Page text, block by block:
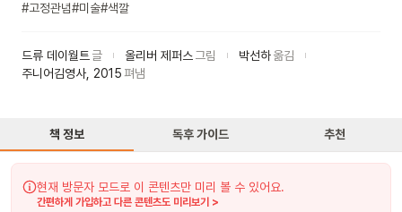
#고정관념#미술#색깔
드류 데이월트 글 올리버 제퍼스그림 박선하옮김
주니어김영사 2015펴냄
책 정보 독후 가이드 추천
현재 방문자 모드로 이 콘텐츠만 미리 볼 수 있어요.
간편하게 가입하고 다른 콘텐츠도 미리보기 >